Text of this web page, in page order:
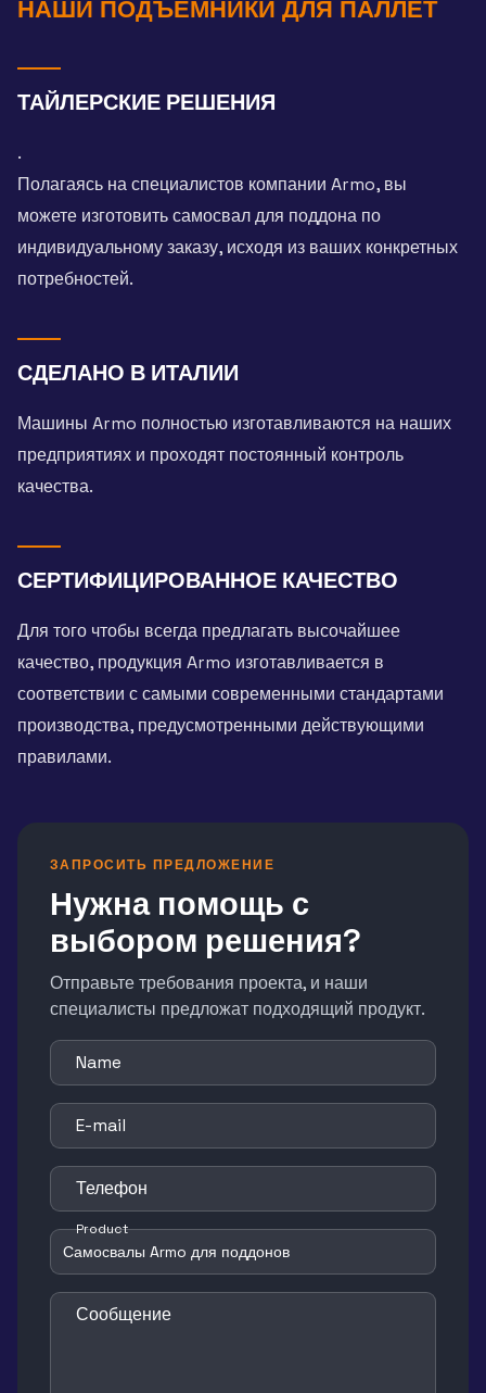
НАШИ ПОДЪЕМНИКИ ДЛЯ ПАЛЛЕТ
ТАЙЛЕРСКИЕ РЕШЕНИЯ
.
Полагаясь на специалистов компании Armo, вы
можете изготовить самосвал для поддона по
индивидуальному заказу, исходя из ваших конкретных
потребностей.
СДЕЛАНО В ИТАЛИИ
Машины Armo полностью изготавливаются на наших
предприятиях и проходят постоянный контроль
качества.
СЕРТИФИЦИРОВАННОЕ КАЧЕСТВО
Для того чтобы всегда предлагать высочайшее
качество, продукция Armo изготавливается в
соответствии с самыми современными стандартами
производства, предусмотренными действующими
правилами.
ЗАПРОСИТЬ ПРЕДЛОЖЕНИЕ
Нужна помощь с
выбором решения?
Отправьте требования проекта, и наши
специалисты предложат подходящий продукт.
Name
E-mail
Телефон
Product
Сообщение